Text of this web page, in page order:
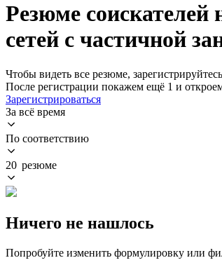
Резюме соискателей
сетей с частичной
Чтобы видеть все резюме, зарегистрируйтесь
После регистрации покажем ещё 1 и
Зарегистрироваться
За всё время
По соответствию
20 резюме
Ничего не нашлось
Попробуйте изменить формулировку или